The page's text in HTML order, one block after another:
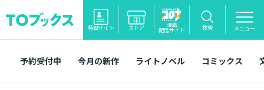
特設サイト ストア 漫画
配信サイト 検索 メニュー
予約受付中 今月の新作 ライトノベル コミックス